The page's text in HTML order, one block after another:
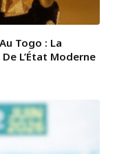
Togo : La
L’État Moderne